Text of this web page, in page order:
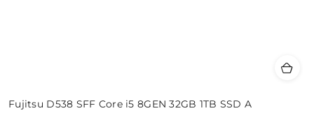
Fujitsu D538 SFF Core i5 8GEN 32GB 1TB SSD A